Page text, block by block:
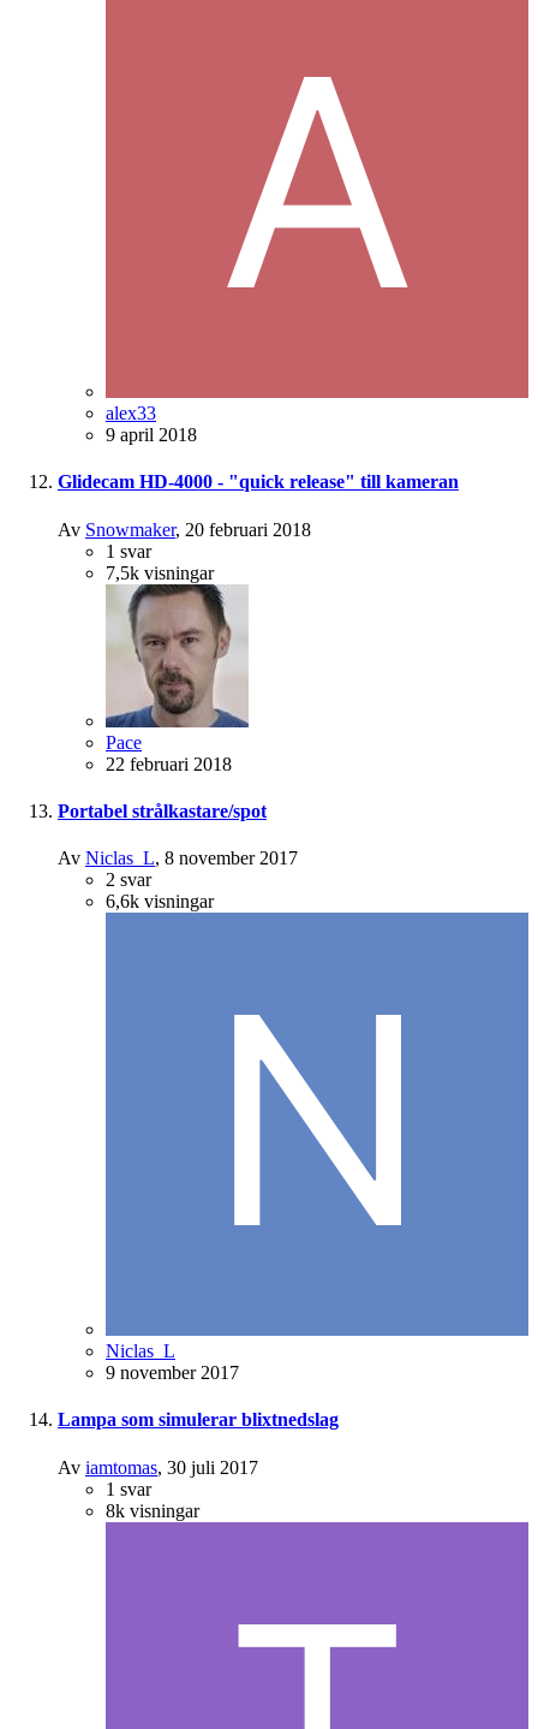
alex33
9 april 2018
Glidecam HD-4000 - "quick release" till kameran
Av Snowmaker, 20 februari 2018
1 svar
7,5k visningar
Pace
22 februari 2018
Portabel strålkastare/spot
Av Niclas_L, 8 november 2017
2 svar
6,6k visningar
Niclas_L
9 november 2017
Lampa som simulerar blixtnedslag
Av iamtomas, 30 juli 2017
1 svar
8k visningar